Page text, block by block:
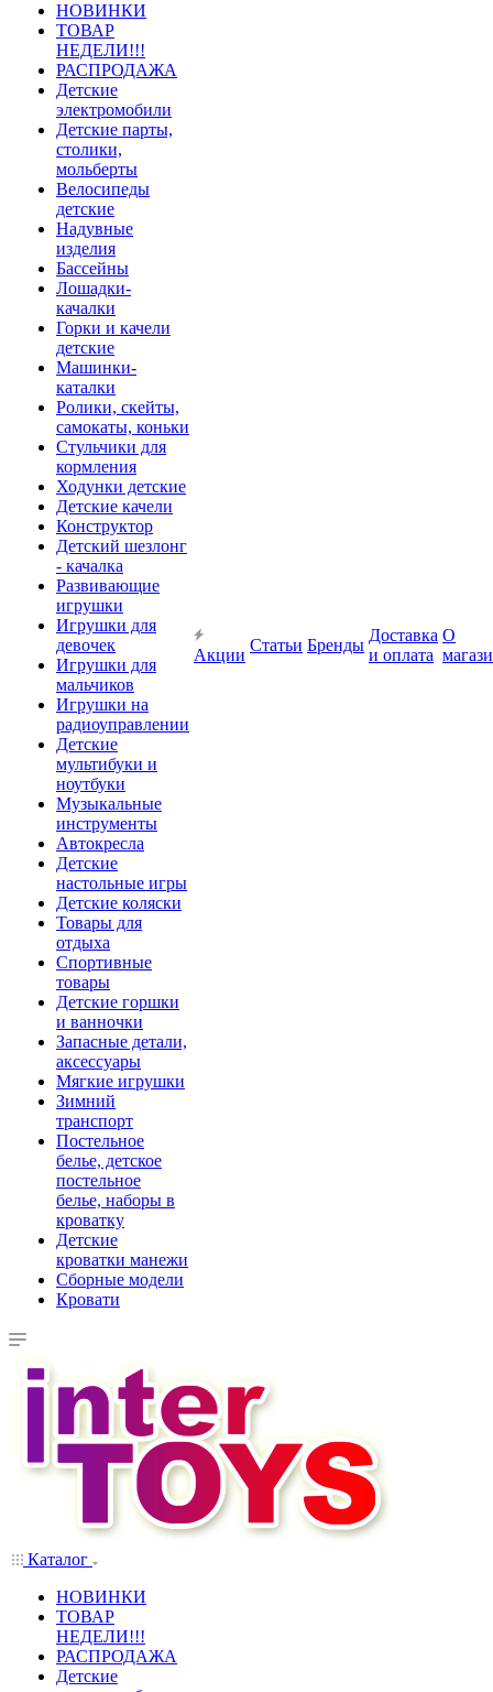
НОВИНКИ
ТОВАР
НЕДЕЛИ!!!
РАСПРОДАЖА
Детские
электромобили
Детские парты,
столики,
мольберты
Велосипеды
детские
Надувные
изделия
Бассейны
Лошадки-
качалки
Горки и качели
детские
Машинки-
каталки
Ролики, скейты,
самокаты, коньки
Стульчики для
кормления
Ходунки детские
Детские качели
Конструктор
Детский шезлонг
- качалка
Развивающие
игрушки
Игрушки для
девочек
Игрушки для
мальчиков
Игрушки на
радиоуправлении
Детские
мультибуки и
ноутбуки
Музыкальные
инструменты
Автокресла
Детские
настольные игры
Детские коляски
Товары для
отдыха
Спортивные
товары
Детские горшки
и ванночки
Запасные детали,
аксессуары
Мягкие игрушки
Зимний
транспорт
Постельное
белье, детское
постельное
белье, наборы в
кроватку
Детские
кроватки манежи
Сборные модели
Кровати
Акции
Статьи Бренды
Доставка
и оплата
О
Каталог
НОВИНКИ
ТОВАР
НЕДЕЛИ!!!
РАСПРОДАЖА
Детские